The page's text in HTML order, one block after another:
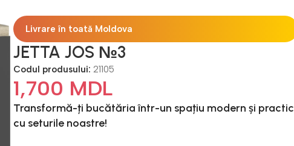
Livrare în toată Moldova
JETTA JOS №3
Codul produsului: 21105
1,700 MDL
Transformă-ți bucătăria într-un spațiu modern și practic
cu seturile noastre!